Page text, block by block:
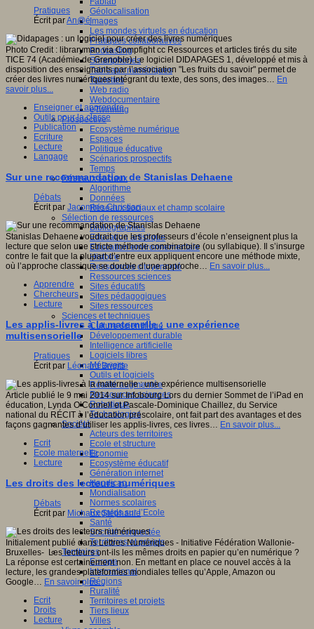
Géolocalisation
Images
Les mondes virtuels en éducation
Pratiques collaboratives
Podcasting
Smartphones
Tableaux numériques
Tablettes
Web radio
Webdocumentaire
eTwinning
Prospective
Ecosystème numérique
Espaces
Politique éducative
Scénarios prospectifs
Temps
Réseaux sociaux
Algorithme
Données
Réseaux sociaux et champ scolaire
Sélection de ressources
Bibliographies
Education artistique
Education environnementale
Histoire
Ressources citoyenneté
Ressources sciences
Sites éducatifs
Sites pédagogiques
Sites ressources
Sciences et techniques
Culture scientifique
Développement durable
Intelligence artificielle
Logiciels libres
Métavers
Outils et logiciels
Réalité augmentée
Ressources sciences
Robotique
Technologies
Société
Acteurs des territoires
Ecole et structure
Economie
Ecosystème éducatif
Génération internet
Handicap
Mondialisation
Normes scolaires
Regards sur l’Ecole
Santé
Société connectée
Territoires et projets
Territoires
Europe
International
Régions
Ruralité
Territoires et projets
Tiers lieux
Villes
Pratiques
Écrit parAn@é
Photo Credit : libraryman via Compfight cc Ressources et articles tirés du site
TICE 74 (Académie de Grenoble) Le logiciel DIDAPAGES 1, développé et mis à
disposition des enseignants par l’association "Les fruits du savoir" permet de
créer des livres numériques intégrant du texte, des sons, des images… En
savoir plus...
Enseigner et apprendre
Outils pour la classe
Publication
Ecriture
Lecture
Langage
Sur une recommandation de Stanislas Dehaene
Débats
Écrit par Jacomino Christian
Stanislas Dehaene voudrait que les professeurs d’école n’enseignent plus la
lecture que selon une stricte méthode combinatoire (ou syllabique). Il s’insurge
contre le fait que la plupart d’entre eux appliquent encore une méthode mixte,
où l’approche classique se double d’une approche… En savoir plus...
Apprendre
Chercheurs
Lecture
Les applis-livres à la maternelle : une expérience
multisensorielle
Pratiques
Écrit par Léonard Brigitte
Article publié le 9 mai 2014 sur Infobourg Lors du dernier Sommet de l’iPad en
éducation, Lynda O’Connell et Pascale-Dominique Chaillez, du Service
national du RÉCIT à l’éducation préscolaire, ont fait part des avantages et des
façons gagnantes d’utiliser les applis-livres, ces livres… En savoir plus...
Ecrit
Ecole maternelle
Lecture
Les droits des lecteurs numériques
Débats
Écrit par Michaux Stéphanie
Initialement publié dans Lettres Numériques - Initiative Fédération Wallonie-
Bruxelles- Les lecteurs ont-ils les mêmes droits en papier qu’en numérique ?
La réponse est certainement non. En mettant en place ce nouvel accès à la
lecture, les grandes plateformes mondiales telles qu’Apple, Amazon ou
Google… En savoir plus...
Ecrit
Droits
Lecture